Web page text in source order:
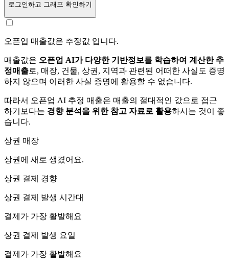
로그인하고 그래프 확인하기
오픈업 매출값은 추정값 입니다.
매출값은 오픈업 AI가 다양한 기반정보를 학습하여 계산한 추
정매출로, 매장, 건물, 상권, 지역과 관련된 어떠한 사실도 증명
하지 않으며 이러한 사실 증명에 활용할 수 없습니다.
따라서 오픈업 AI 추정 매출은 매출의 절대적인 값으로 접근
하기보다는 경향 분석을 위한 참고 자료로 활용하시는 것이 좋
습니다.
상권 매장
상권에 새로 생겼어요.
상권 결제 경향
상권 결제 발생 시간대
결제가 가장 활발해요
상권 결제 발생 요일
결제가 가장 활발해요